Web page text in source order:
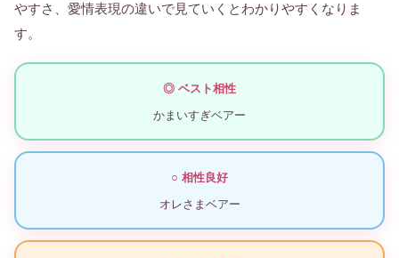
やすさ、愛情表現の違いで見ていくとわかりやすくなりま
す。
◎ ベスト相性
かまいすぎベアー
○ 相性良好
オレさまベアー